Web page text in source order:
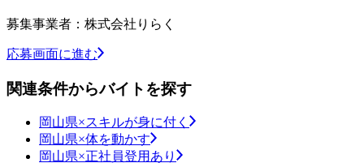
募集事業者：株式会社りらく
応募画面に進む
関連条件からバイトを探す
岡山県×スキルが身に付く
岡山県×体を動かす
岡山県×正社員登用あり